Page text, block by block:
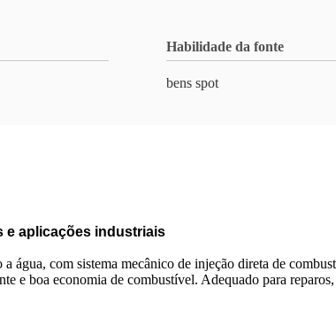
Habilidade da fonte
bens spot
e aplicações industriais
com sistema mecânico de injeção direta de
e boa economia de combustível. Adequado para